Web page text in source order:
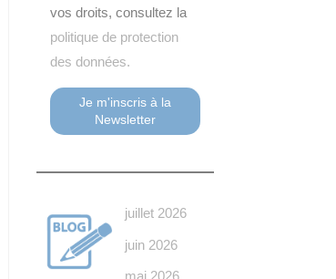
vos droits, consultez la
politique de protection
des données.
juillet 2026
juin 2026